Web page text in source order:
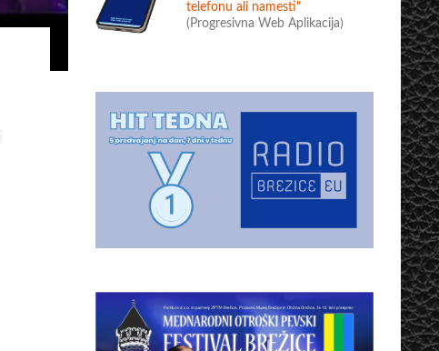
telefonu ali namesti"
(Progresivna Web Aplikacija)